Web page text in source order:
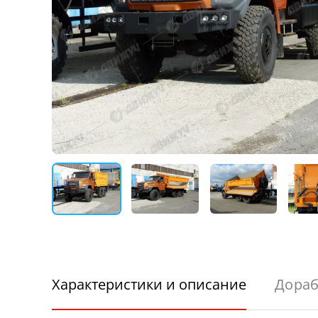
Характеристики и описание